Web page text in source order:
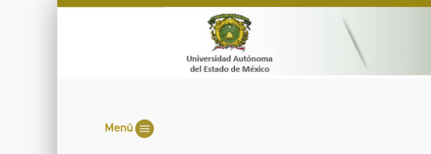
Menú